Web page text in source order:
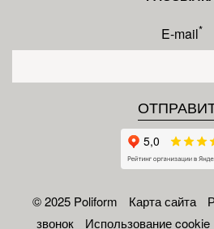
E-mail*
© 2025 Poliform Карта сайта
звонок
Использование cookie